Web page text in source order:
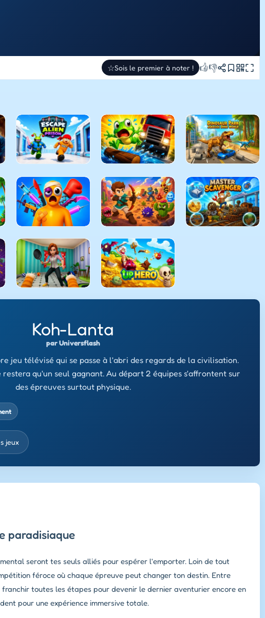
☆Sois le premier à noter ! 👍👎
Koh-Lanta
par Universflash
jeu télévisé qui se passe à l'abri des regards de la civilisation.
qu'un seul gagnant. Au départ 2 équipes s'affrontent sur
des épreuves surtout physique.
jeux
paradisiaque
seront tes seuls alliés pour espérer l'emporter. Loin de tout
féroce où chaque épreuve peut changer ton destin. Entre
toutes les étapes pour devenir le dernier aventurier encore en
pour une expérience immersive totale.